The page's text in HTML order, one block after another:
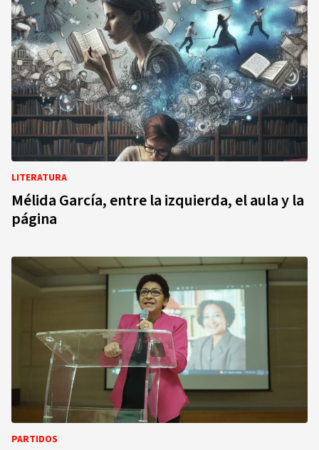
LITERATURA
Mélida García, entre la izquierda, el aula y la
página
PARTIDOS